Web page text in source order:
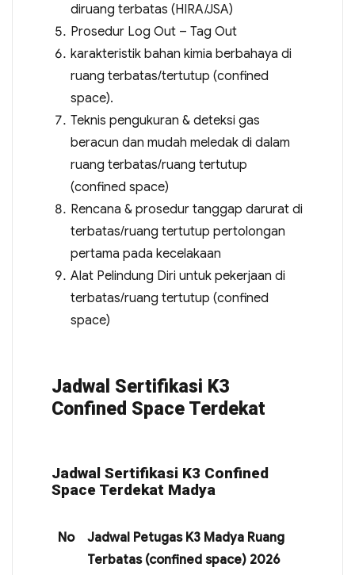
diruang terbatas (HIRA/JSA)
Prosedur Log Out – Tag Out
karakteristik bahan kimia berbahaya di
ruang terbatas/tertutup (confined
space).
Teknis pengukuran & deteksi gas
beracun dan mudah meledak di dalam
ruang terbatas/ruang tertutup
(confined space)
Rencana & prosedur tanggap darurat di
terbatas/ruang tertutup pertolongan
pertama pada kecelakaan
Alat Pelindung Diri untuk pekerjaan di
terbatas/ruang tertutup (confined
space)
Jadwal Sertifikasi K3
Confined Space Terdekat
Jadwal Sertifikasi K3 Confined
Space Terdekat Madya
No
Jadwal Petugas K3 Madya Ruang
Terbatas (confined space) 2026